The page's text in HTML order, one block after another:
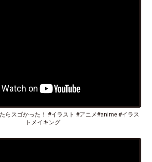
らスゴかった！ #イラスト #アニメ#anime #イラス
トメイキング